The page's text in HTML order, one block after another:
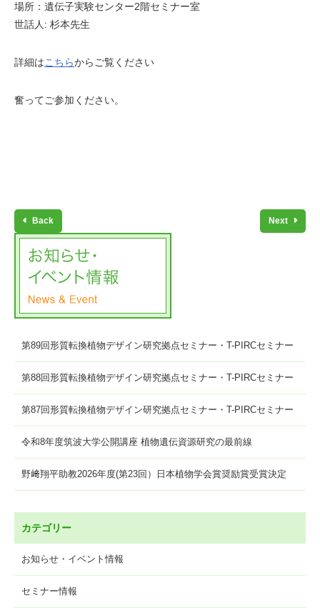
場所：遺伝子実験センター2階セミナー室
世話人: 杉本先生
詳細はこちらからご覧ください
奮ってご参加ください。
Back Next
第89回形質転換植物デザイン研究拠点セミナー・T-PIRCセミナー
第88回形質転換植物デザイン研究拠点セミナー・T-PIRCセミナー
第87回形質転換植物デザイン研究拠点セミナー・T-PIRCセミナー
令和8年度筑波大学公開講座 植物遺伝資源研究の最前線
野﨑翔平助教2026年度(第23回）日本植物学会賞奨励賞受賞決定
カテゴリー
お知らせ・イベント情報
セミナー情報